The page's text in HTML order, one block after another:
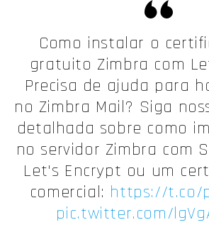
Como instalar o
gratuito Zimbra com
Precisa de ajuda para
no Zimbra Mail? Siga
detalhada sobre como
no servidor Zimbra com
Let's Encrypt ou um
comercial: https://t.co/
pic.twitter.com/